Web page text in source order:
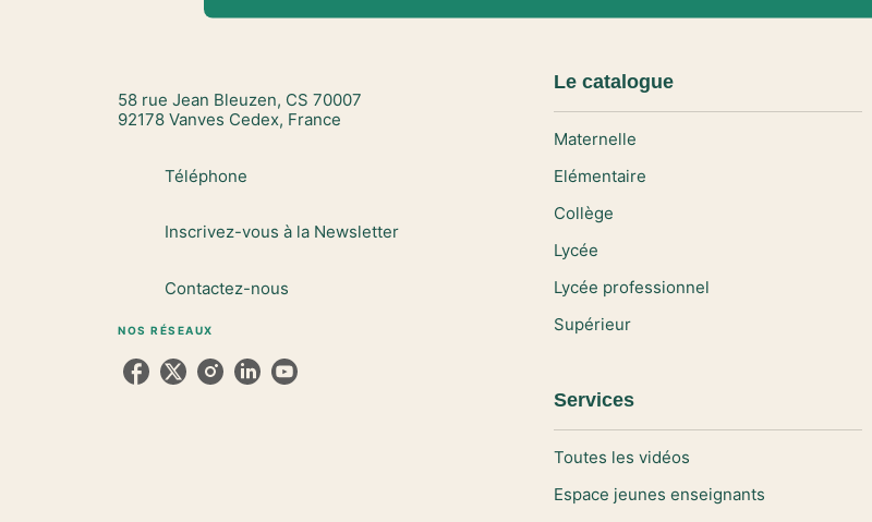
58 rue Jean Bleuzen, CS 70007
92178 Vanves Cedex, France
Téléphone
Inscrivez-vous à la Newsletter
Contactez-nous
NOS RÉSEAUX
Le catalogue
Maternelle
Elémentaire
Collège
Lycée
Lycée professionnel
Supérieur
Services
Toutes les vidéos
Espace jeunes enseignants